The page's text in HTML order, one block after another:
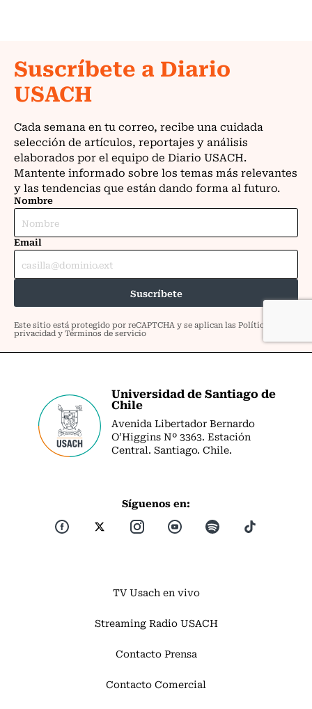
Universidad de Santiago de
Chile
Avenida Libertador Bernardo
O’Higgins Nº 3363. Estación
Central. Santiago. Chile.
Síguenos en:
TV Usach en vivo
Streaming Radio USACH
Contacto Prensa
Contacto Comercial